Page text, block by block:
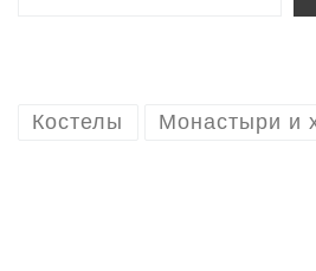
Костелы Монастыри и